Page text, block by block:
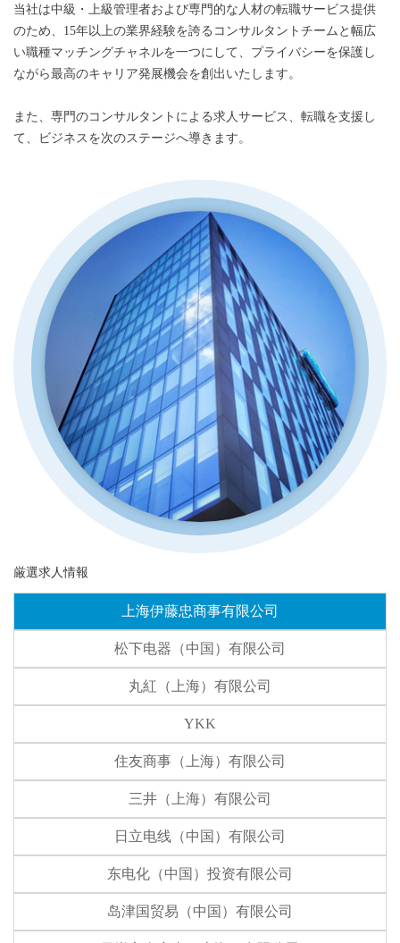
当社は中級・上級管理者および専門的な人材の転職サービス提供
のため、15年以上の業界経験を誇るコンサルタントチームと幅広
い職種マッチングチャネルを一つにして、プライバシーを保護し
ながら最高のキャリア発展機会を創出いたします。
また、専門のコンサルタントによる求人サービス、転職を支援し
て、ビジネスを次のステージへ導きます。
厳選求人情報
上海伊藤忠商事有限公司
松下电器（中国）有限公司
丸紅（上海）有限公司
YKK
住友商事（上海）有限公司
三井（上海）有限公司
日立电线（中国）有限公司
东电化（中国）投资有限公司
岛津国贸易（中国）有限公司